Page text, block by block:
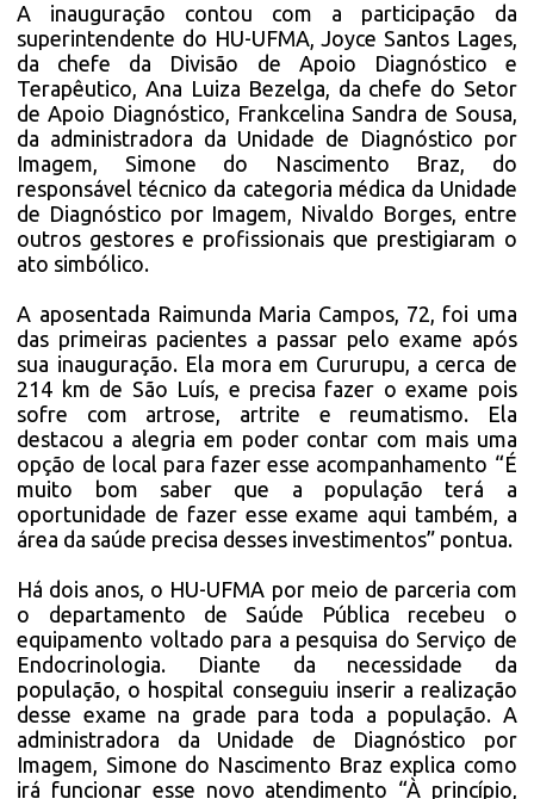
A inauguração contou com a participação da
superintendente do HU-UFMA, Joyce Santos Lages,
da chefe da Divisão de Apoio Diagnóstico e
Terapêutico, Ana Luiza Bezelga, da chefe do Setor
de Apoio Diagnóstico, Frankcelina Sandra de Sousa,
da administradora da Unidade de Diagnóstico por
Imagem, Simone do Nascimento Braz, do
responsável técnico da categoria médica da Unidade
de Diagnóstico por Imagem, Nivaldo Borges, entre
outros gestores e profissionais que prestigiaram o
ato simbólico.
A aposentada Raimunda Maria Campos, 72, foi uma
das primeiras pacientes a passar pelo exame após
sua inauguração. Ela mora em Cururupu, a cerca de
214 km de São Luís, e precisa fazer o exame pois
sofre com artrose, artrite e reumatismo. Ela
destacou a alegria em poder contar com mais uma
opção de local para fazer esse acompanhamento “É
muito bom saber que a população terá a
oportunidade de fazer esse exame aqui também, a
área da saúde precisa desses investimentos” pontua.
Há dois anos, o HU-UFMA por meio de parceria com
o departamento de Saúde Pública recebeu o
equipamento voltado para a pesquisa do Serviço de
Endocrinologia. Diante da necessidade da
população, o hospital conseguiu inserir a realização
desse exame na grade para toda a população. A
administradora da Unidade de Diagnóstico por
Imagem, Simone do Nascimento Braz explica como
irá funcionar esse novo atendimento “À princípio,